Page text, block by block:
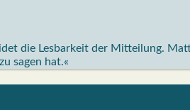
die Lesbarkeit der Mitteilung.
sagen hat.«